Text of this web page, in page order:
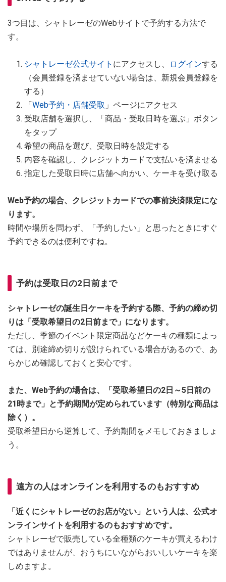
3つ目は、シャトレーゼのWebサイトで予約する方法で
す。
シャトレーゼ公式サイト にアクセスし、 ログインする
（会員登録を済ませていない場合は、新規会員登録を
する）
「Web予約・店舗受取 」ページにアクセス
受取店舗を選択し、「商品・受取日時を選ぶ」ボタン
をタップ
希望の商品を選び、受取日時を設定する
内容を確認し、クレジットカードで支払いを済ませる
指定した受取日時に店舗へ向かい、ケーキを受け取る
Web予約の場合、クレジットカードでの事前決済限定にな
ります。
時間や場所を問わず、「予約したい」と思ったときにすぐ
予約できるのは便利ですね。
予約は受取日の2日前まで
シャトレーゼの誕生日ケーキを予約する際、予約の締め切
りは「受取希望日の2日前まで」になります。
ただし、季節のイベント限定商品などケーキの種類によっ
ては、別途締め切りが設けられている場合があるので、あ
らかじめ確認しておくと安心です。
また、Web予約の場合は、「受取希望日の2日～5日前の
21時まで」と予約期間が定められています（特別な商品は
除く）。
受取希望日から逆算して、予約期間をメモしておきましょ
う。
遠方の人はオンラインを利用するのもおすすめ
「近くにシャトレーゼのお店がない」という人は、公式オ
ンラインサイトを利用するのもおすすめです。
シャトレーゼで販売している全種類のケーキが買えるわけ
ではありませんが、おうちにいながらおいしいケーキを楽
しめますよ。